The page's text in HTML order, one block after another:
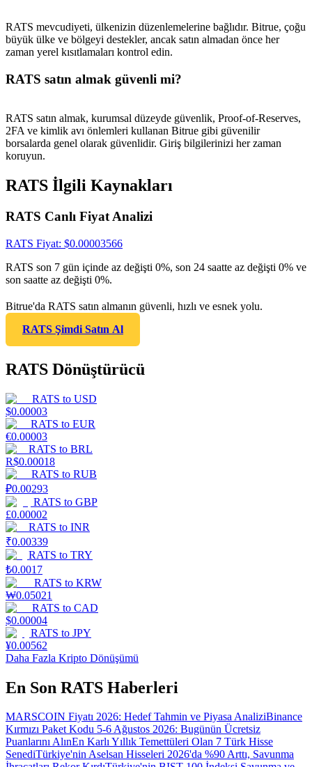
RATS mevcudiyeti, ülkenizin düzenlemelerine bağlıdır. Bitrue, çoğu
büyük ülke ve bölgeyi destekler, ancak satın almadan önce her
zaman yerel kısıtlamaları kontrol edin.
RATS satın almak güvenli mi?
RATS satın almak, kurumsal düzeyde güvenlik, Proof-of-Reserves,
2FA ve kimlik avı önlemleri kullanan Bitrue gibi güvenilir
borsalarda genel olarak güvenlidir. Giriş bilgilerinizi her zaman
koruyun.
RATS İlgili Kaynakları
RATS Canlı Fiyat Analizi
RATS Fiyat: $0.00003566
RATS son 7 gün içinde az değişti 0%, son 24 saatte az değişti 0% ve
son saatte az değişti 0%.
Bitrue'da RATS satın almanın güvenli, hızlı ve esnek yolu.
RATS Şimdi Satın Al
RATS Dönüştürücü
RATS to USD
$0.00003
RATS to EUR
€0.00003
RATS to BRL
R$0.00018
RATS to RUB
₽0.00293
RATS to GBP
£0.00002
RATS to INR
₹0.00339
RATS to TRY
₺0.0017
RATS to KRW
₩0.05021
RATS to CAD
$0.00004
RATS to JPY
¥0.00562
Daha Fazla Kripto Dönüşümü
En Son RATS Haberleri
MARSCOIN Fiyatı 2026: Hedef Tahmin ve Piyasa AnaliziBinance
Kırmızı Paket Kodu 5-6 Ağustos 2026: Bugünün Ücretsiz
Puanlarını AlınEn Karlı Yıllık Temettüleri Olan 7 Türk Hisse
SenediTürkiye'nin Aselsan Hisseleri 2026'da %90 Arttı, Savunma